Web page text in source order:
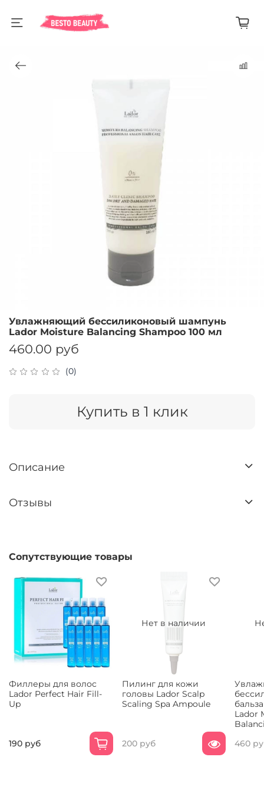
(0)
Увлажняющий бессиликоновый шампунь
Lador Moisture Balancing Shampoo 100 мл
460.00 руб
Купить в 1 клик
Описание
Отзывы
Сопутствующие товары
Филлеры для волос
Lador Perfect Hair Fill-
Up
190 руб
Нет в наличии
Пилинг для кожи
головы Lador Scalp
Scaling Spa Ampoule
200 руб
Lador
460